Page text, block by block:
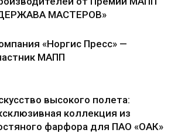
МАСТЕРОВ»
«Норгис Пресс» —
МАПП
высокого полета:
коллекция из
фарфора для ПАО «ОАК»